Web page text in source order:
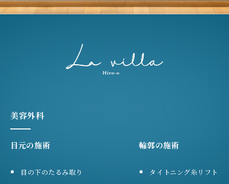
美容外科
目元の施術
目の下のたるみ取り
輪郭の施術
タイトニング糸リフト